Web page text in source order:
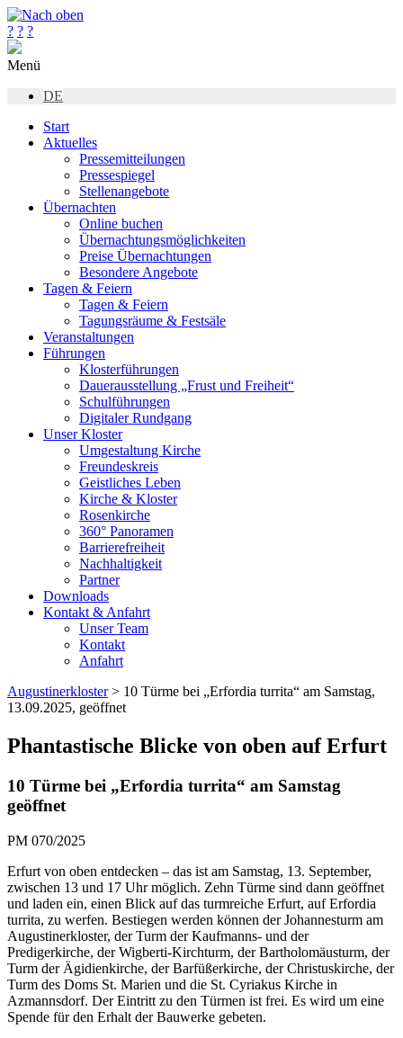
? ? ?
Menü
DE
Start
Aktuelles
Pressemitteilungen
Pressespiegel
Stellenangebote
Übernachten
Online buchen
Übernachtungsmöglichkeiten
Preise Übernachtungen
Besondere Angebote
Tagen & Feiern
Tagen & Feiern
Tagungsräume & Festsäle
Veranstaltungen
Führungen
Klosterführungen
Dauerausstellung „Frust und Freiheit“
Schulführungen
Digitaler Rundgang
Unser Kloster
Umgestaltung Kirche
Freundeskreis
Geistliches Leben
Kirche & Kloster
Rosenkirche
360° Panoramen
Barrierefreiheit
Nachhaltigkeit
Partner
Downloads
Kontakt & Anfahrt
Unser Team
Kontakt
Anfahrt
Augustinerkloster> 10 Türme bei „Erfordia turrita“ am Samstag,
13.09.2025, geöffnet
Phantastische Blicke von oben auf Erfurt
10 Türme bei „Erfordia turrita“ am Samstag
geöffnet
PM 070/2025
Erfurt von oben entdecken – das ist am Samstag, 13. September,
zwischen 13 und 17 Uhr möglich. Zehn Türme sind dann geöffnet
und laden ein, einen Blick auf das turmreiche Erfurt, auf Erfordia
turrita, zu werfen. Bestiegen werden können der Johannesturm am
Augustinerkloster, der Turm der Kaufmanns- und der
Predigerkirche, der Wigberti-Kirchturm, der Bartholomäusturm, der
Turm der Ägidienkirche, der Barfüßerkirche, der Christuskirche, der
Turm des Doms St. Marien und die St. Cyriakus Kirche in
Azmannsdorf. Der Eintritt zu den Türmen ist frei. Es wird um eine
Spende für den Erhalt der Bauwerke gebeten.